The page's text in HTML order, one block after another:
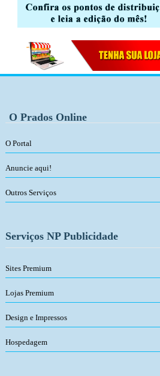
O Prados Online
O Portal
Anuncie aqui!
Outros Serviços
Serviços NP Publicidade
Sites Premium
Lojas Premium
Design e Impressos
Hospedagem